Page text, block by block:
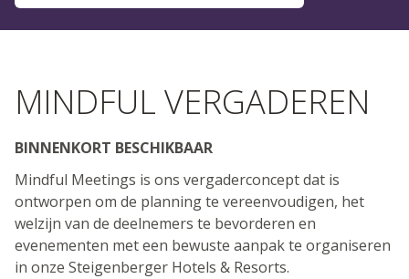
MINDFUL VERGADEREN
BINNENKORT BESCHIKBAAR
Mindful Meetings is ons vergaderconcept dat is
ontworpen om de planning te vereenvoudigen, het
welzijn van de deelnemers te bevorderen en
evenementen met een bewuste aanpak te organiseren
in onze Steigenberger Hotels & Resorts.